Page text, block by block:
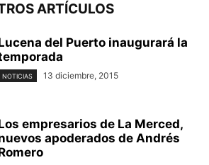
ARTÍCULOS
del Puerto inaugurará la
NOTICIAS 13 diciembre, 2015
empresarios de La Merced,
apoderados de Andrés